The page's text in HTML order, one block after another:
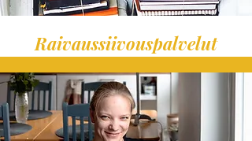
Raivaussiivouspalvelut